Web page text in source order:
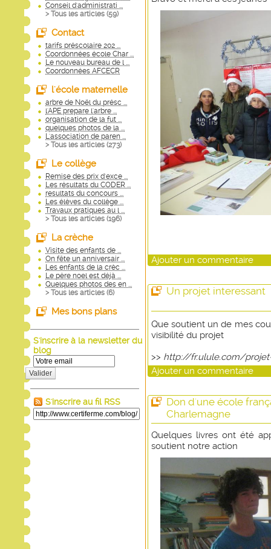
Conseil d'administrati ...
> Tous les articles (59)
Contact
tarifs préscolaire 202 ...
Coordonnées école Char ...
Le nouveau bureau de l ...
Coordonnées AFCECR
l'école maternelle
arbre de Noël du présc ...
l'APE prepare l'arbre ...
organisation de la fut ...
quelques photos de la ...
L'association de paren ...
> Tous les articles (273)
Le collège
Remise des prix d'exce ...
Les résultats du CODER ...
resultats du concours ...
Les élèves du collège ...
Travaux pratiques au l ...
> Tous les articles (196)
La crèche
Visite des enfants de ...
On fête un anniversair ...
Les enfants de la crèc ...
Le père noel est déjà ...
Quelques photos des en ...
> Tous les articles (6)
Mes bons plans
S'inscrire à la newsletter du
blog
Valider
S'inscrire au fil RSS
Ajouter un commentaire
Un projet interessant
Que soutient un de mes
visibilité du projet
>> http://fr.ulule.com/
Ajouter un commentaire
Don d'une école
Charlemagne
Quelques livres ont été
soutient notre action